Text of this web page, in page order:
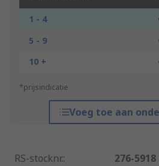
1 - 4
5 - 9
10 +
*prijsindicatie
Voeg toe aan
RS-stocknr.:
276-5918